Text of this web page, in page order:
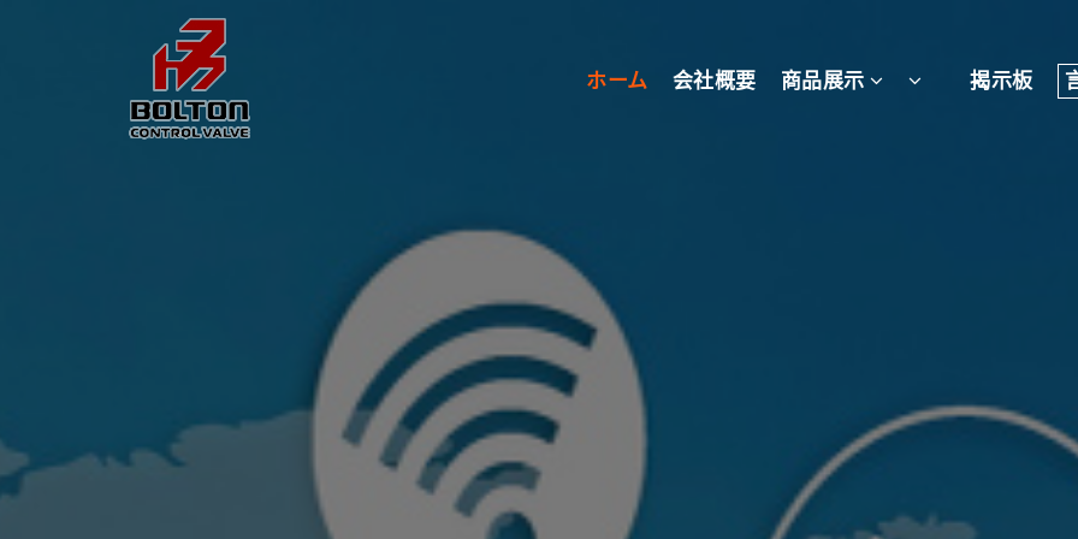
ホーム 会社概要 商品展示 揭示板